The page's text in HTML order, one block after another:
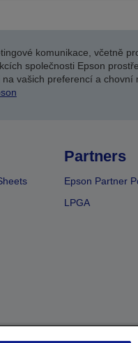
komunikace, včetně
společnosti Epson
vašich preferencí a chovní
Partners
Epson Partner
LPGA